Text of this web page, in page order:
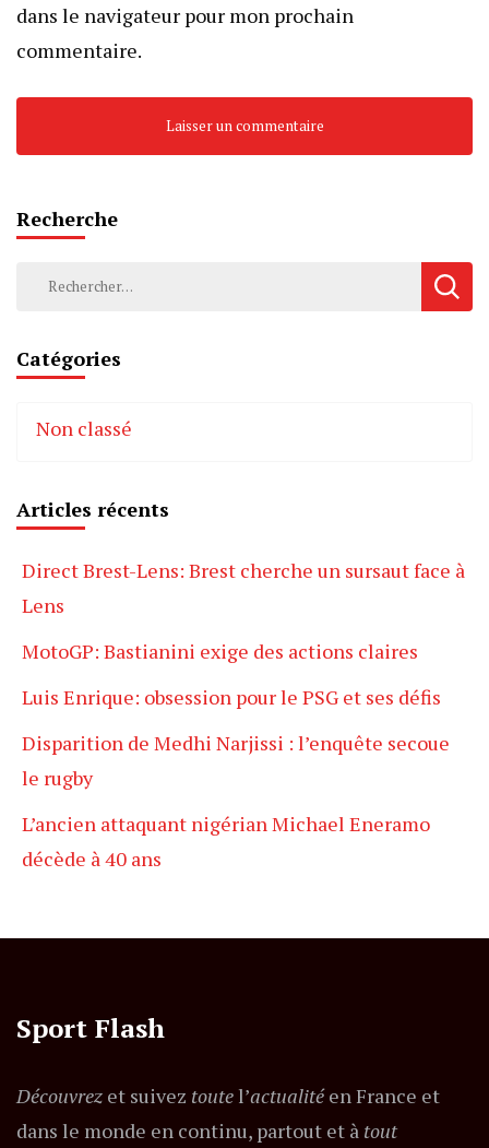
dans le navigateur pour mon prochain
commentaire.
Recherche
Rechercher :
Catégories
Non classé
Articles récents
Direct Brest-Lens: Brest cherche un sursaut face à
Lens
MotoGP: Bastianini exige des actions claires
Luis Enrique: obsession pour le PSG et ses défis
Disparition de Medhi Narjissi : l’enquête secoue
le rugby
L’ancien attaquant nigérian Michael Eneramo
décède à 40 ans
Sport Flash
Découvrez et suivez toutel’actualitéen France et
dans le monde en continu, partout et à tout